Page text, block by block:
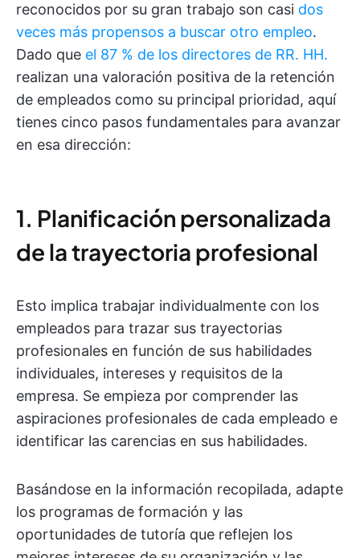
reconocidos por su gran trabajo son casi dos
veces más propensos a buscar otro empleo.
Dado que el 87 % de los directores de RR. HH.
realizan una valoración positiva de la retención
de empleados como su principal prioridad, aquí
tienes cinco pasos fundamentales para avanzar
en esa dirección:
1. Planificación personalizada
de la trayectoria profesional
Esto implica trabajar individualmente con los
empleados para trazar sus trayectorias
profesionales en función de sus habilidades
individuales, intereses y requisitos de la
empresa. Se empieza por comprender las
aspiraciones profesionales de cada empleado e
identificar las carencias en sus habilidades.
Basándose en la información recopilada, adapte
los programas de formación y las
oportunidades de tutoría que reflejen los